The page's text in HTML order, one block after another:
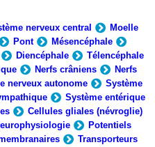
nerveux central
Moelle
Pont
Mésencéphale
Diencéphale
Télencéphale
Nerfs crâniens
Nerfs
nerveux autonome
Système
Système entérique
Cellules gliales (névroglie)
Potentiels
Transporteurs